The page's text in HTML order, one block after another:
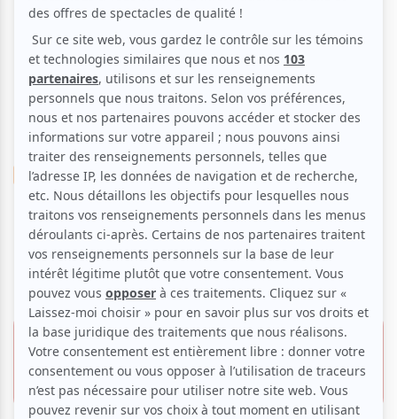
Musique Jazz Chanson Blues
Rock'N Crooner | Formule
souper-spectacle
29 mars 2014 - 18h00
5959, boul. Monk,
Montréal
70.00 $
50.00 $